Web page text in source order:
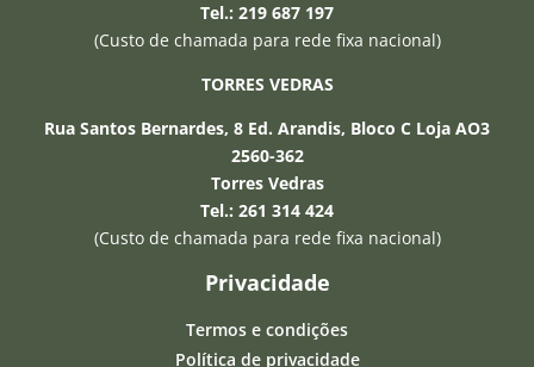
Tel.: 219 687 197
(Custo de chamada para rede fixa nacional)
TORRES VEDRAS
Rua Santos Bernardes, 8 Ed. Arandis, Bloco C Loja AO3
2560-362
Torres Vedras
Tel.: 261 314 424
(Custo de chamada para rede fixa nacional)
Privacidade
Termos e condições
Política de privacidade
posso esclarecer qualquer duvida que
tenha. Relembro que a informação que
forneço é baseada em inteligência
artificial e pode não estar correcta.